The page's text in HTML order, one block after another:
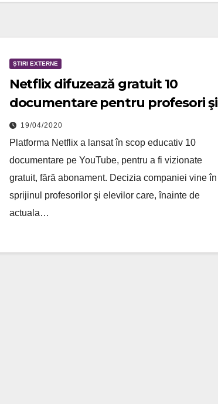
ȘTIRI EXTERNE
Netflix difuzează gratuit 10
documentare pentru profesori şi
elevi
19/04/2020
Platforma Netflix a lansat în scop educativ 10
documentare pe YouTube, pentru a fi vizionate
gratuit, fără abonament. Decizia companiei vine în
sprijinul profesorilor şi elevilor care, înainte de
actuala…